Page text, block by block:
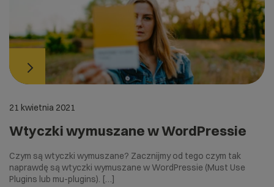
21 kwietnia 2021
Wtyczki wymuszane w WordPressie
Czym są wtyczki wymuszane? Zacznijmy od tego czym tak
naprawdę są wtyczki wymuszane w WordPressie (Must Use
Plugins lub mu-plugins). […]